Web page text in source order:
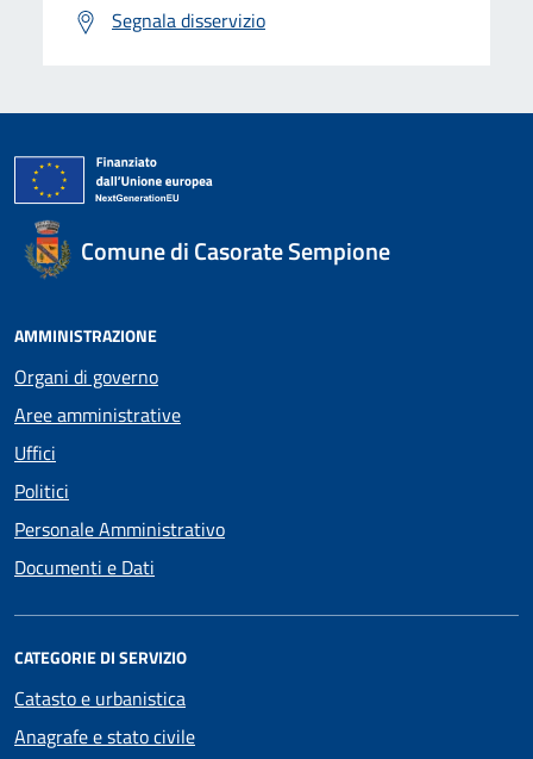
Segnala disservizio
Comune di Casorate Sempione
AMMINISTRAZIONE
Organi di governo
Aree amministrative
Uffici
Politici
Personale Amministrativo
Documenti e Dati
CATEGORIE DI SERVIZIO
Catasto e urbanistica
Anagrafe e stato civile